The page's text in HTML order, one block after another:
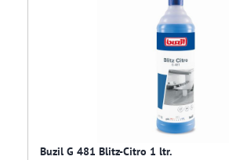
Buzil G 481 Blitz-Citro 1 ltr.